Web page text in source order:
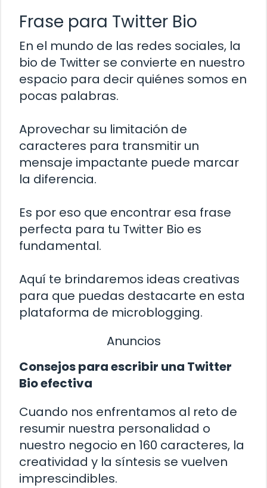
Frase para Twitter Bio
En el mundo de las redes sociales, la
bio de Twitter se convierte en nuestro
espacio para decir quiénes somos en
pocas palabras.
Aprovechar su limitación de
caracteres para transmitir un
mensaje impactante puede marcar
la diferencia.
Es por eso que encontrar esa frase
perfecta para tu Twitter Bio es
fundamental.
Aquí te brindaremos ideas creativas
para que puedas destacarte en esta
plataforma de microblogging.
Anuncios
Consejos para escribir una Twitter
Bio efectiva
Cuando nos enfrentamos al reto de
resumir nuestra personalidad o
nuestro negocio en 160 caracteres, la
creatividad y la síntesis se vuelven
imprescindibles.